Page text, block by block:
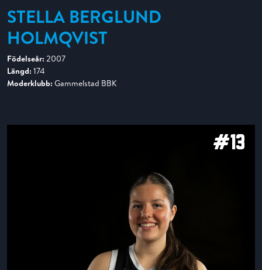
STELLA BERGLUND
HOLMQVIST
Födelseår: 2007
Längd: 174
Moderklubb: Gammelstad BBK
#13